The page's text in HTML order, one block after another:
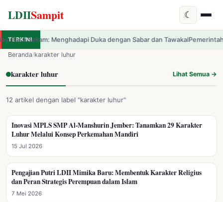
LDIISampit ☾
LDIISampit
TERKINIDuka dengan Sabar dan TawakalPemerintah Resmi Luncurkan
Beranda/karakter luhur
karakter luhur Lihat Semua →
12 artikel dengan label "karakter luhur"
KARAKTER LUHUR
Inovasi MPLS SMP Al-Manshurin Jember: Tanamkan 29 Karakter
Luhur Melalui Konsep Perkemahan Mandiri
15 Jul 2026
KARAKTER LUHUR
Pengajian Putri LDII Mimika Baru: Membentuk Karakter Religius
dan Peran Strategis Perempuan dalam Islam
7 Mei 2026